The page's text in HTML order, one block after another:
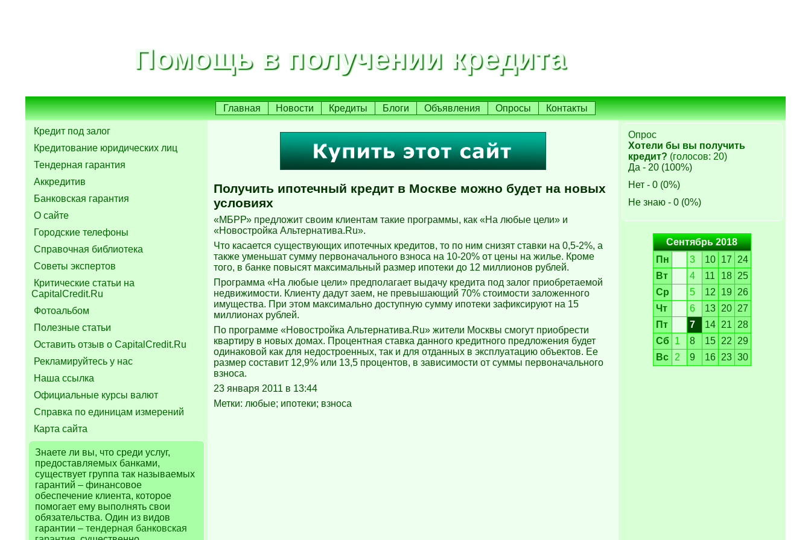
Помощь в получении кредита
Главная Новости Кредиты Блоги Объявления Опросы Контакты
Получить ипотечный кредит в Москве можно будет на новых
условиях
«МБРР» предложит своим клиентам такие программы, как «На любые цели» и
«Новостройка Альтернатива.Ru».
Что касается существующих ипотечных кредитов, то по ним снизят ставки на 0,5-2%, а
также уменьшат сумму первоначального взноса на 10-20% от цены на жилье. Кроме
того, в банке повысят максимальный размер ипотеки до 12 миллионов рублей.
Программа «На любые цели» предполагает выдачу кредита под залог приобретаемой
недвижимости. Клиенту дадут заем, не превышающий 70% стоимости заложенного
имущества. При этом максимально доступную сумму ипотеки зафиксируют на 15
миллионах рублей.
По программе «Новостройка Альтернатива.Ru» жители Москвы смогут приобрести
квартиру в новых домах. Процентная ставка данного кредитного предложения будет
одинаковой как для недостроенных, так и для отданных в эксплуатацию объектов. Ее
размер составит 12,9% или 13,5 процентов, в зависимости от суммы первоначального
взноса.
23 января 2011 в 13:44
Метки: любые; ипотеки; взноса
Кредит под залог
Кредитование юридических лиц
Тендерная гарантия
Аккредитив
Банковская гарантия
О сайте
Городские телефоны
Справочная библиотека
Советы экспертов
Критические статьи на
CapitalCredit.Ru
Фотоальбом
Полезные статьи
Оставить отзыв о CapitalCredit.Ru
Рекламируйтесь у нас
Наша ссылка
Официальные курсы валют
Справка по единицам измерений
Карта сайта
Знаете ли вы, что среди услуг,
предоставляемых банками,
существует группа так называемых
гарантий – финансовое
обеспечение клиента, которое
помогает ему выполнять свои
обязательства. Один из видов
гарантии – тендерная банковская
Опрос
Хотели бы вы получить
кредит? (голосов: 20)
Да - 20 (100%)
Нет - 0 (0%)
Не знаю - 0 (0%)
Сентябрь 2018
Пн
3 10 17
24
Вт
4 11 18 25
Ср
5 12 19
26
Чт
6 13 20 27
Пт
7 14 21
28
Сб 1 8 15 22
29
Вс
2 9 16 23 30